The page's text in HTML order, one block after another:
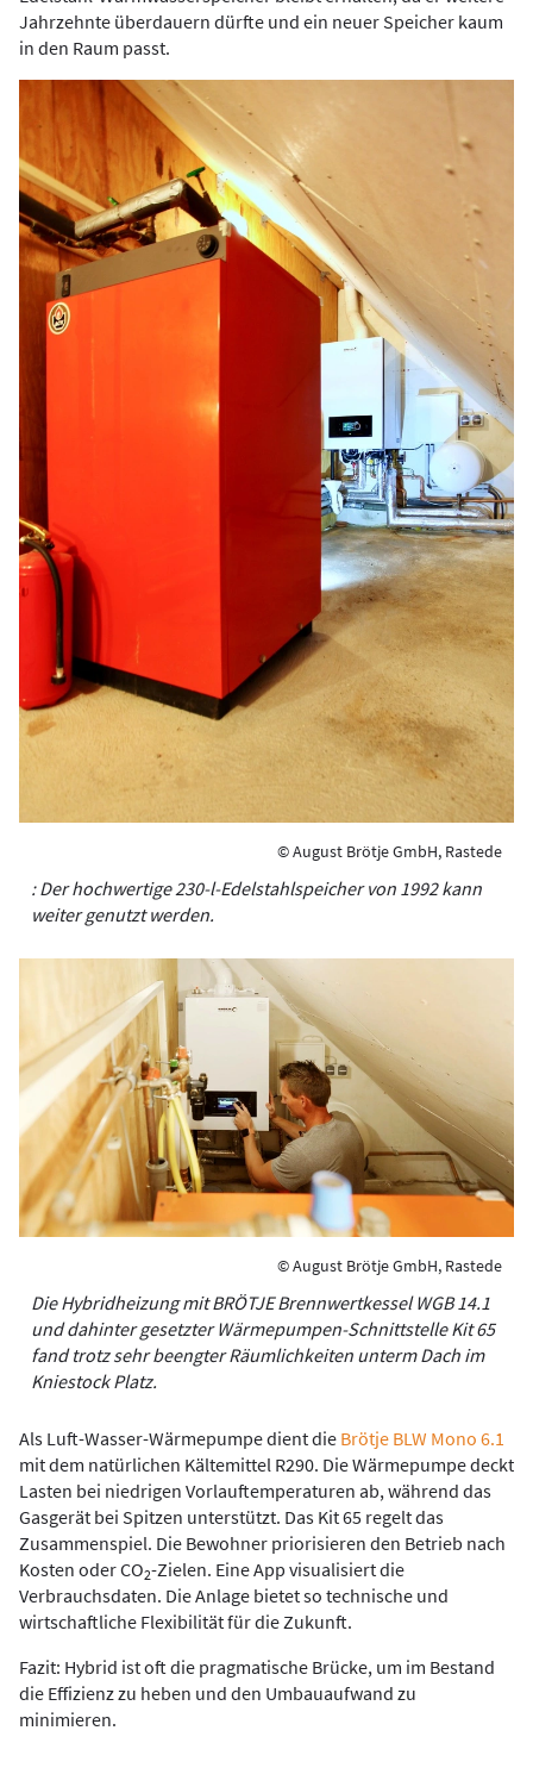
Jahrzehnte überdauern dürfte und ein neuer Speicher kaum
in den Raum passt.
© August Brötje GmbH, Rastede
: Der hochwertige 230-l-Edelstahlspeicher von 1992 kann
weiter genutzt werden.
© August Brötje GmbH, Rastede
Die Hybridheizung mit BRÖTJE Brennwertkessel WGB 14.1
und dahinter gesetzter Wärmepumpen-Schnittstelle Kit 65
fand trotz sehr beengter Räumlichkeiten unterm Dach im
Kniestock Platz.
Als Luft-Wasser-Wärmepumpe dient die Brötje BLW Mono 6.1
mit dem natürlichen Kältemittel R290. Die Wärmepumpe deckt
Lasten bei niedrigen Vorlauftemperaturen ab, während das
Gasgerät bei Spitzen unterstützt. Das Kit 65 regelt das
Zusammenspiel. Die Bewohner priorisieren den Betrieb nach
Kosten oder CO2-Zielen. Eine App visualisiert die
Verbrauchsdaten. Die Anlage bietet so technische und
wirtschaftliche Flexibilität für die Zukunft.
Fazit: Hybrid ist oft die pragmatische Brücke, um im Bestand
die Effizienz zu heben und den Umbauaufwand zu
minimieren.